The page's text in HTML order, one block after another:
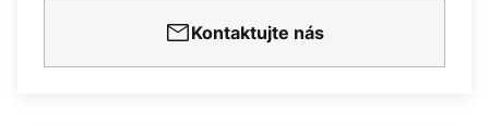
Kontaktujte nás